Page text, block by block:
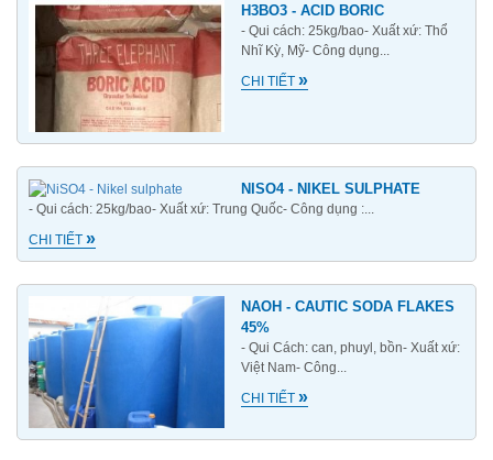
H3BO3 - ACID BORIC
- Qui cách: 25kg/bao- Xuất xứ: Thổ
Nhĩ Kỳ, Mỹ- Công dụng...
CHI TIẾT»
NISO4 - NIKEL SULPHATE
- Qui cách: 25kg/bao- Xuất xứ: Trung Quốc- Công dụng :...
CHI TIẾT »
NAOH - CAUTIC SODA FLAKES
45%
- Qui Cách: can, phuyl, bồn- Xuất xứ:
Việt Nam- Công...
CHI TIẾT»